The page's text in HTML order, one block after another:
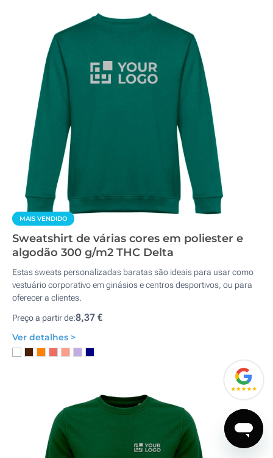
MAIS VENDIDO
Sweatshirt de várias cores em poliester e
algodão 300 g/m2 THC Delta
Estas sweats personalizadas baratas são ideais para usar como
vestuário corporativo em ginásios e centros desportivos, ou para
oferecer a clientes.
Preço a partir de:8,37 €
Ver detalhes >